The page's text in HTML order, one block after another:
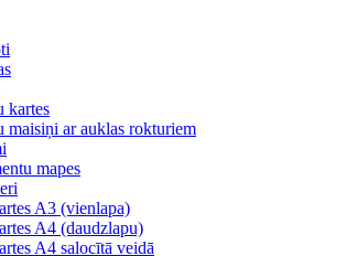
kartes
maisiņi ar auklas rokturiem
mapes
A3 (vienlapa)
A4 (daudzlapu)
A4 salocītā veidā